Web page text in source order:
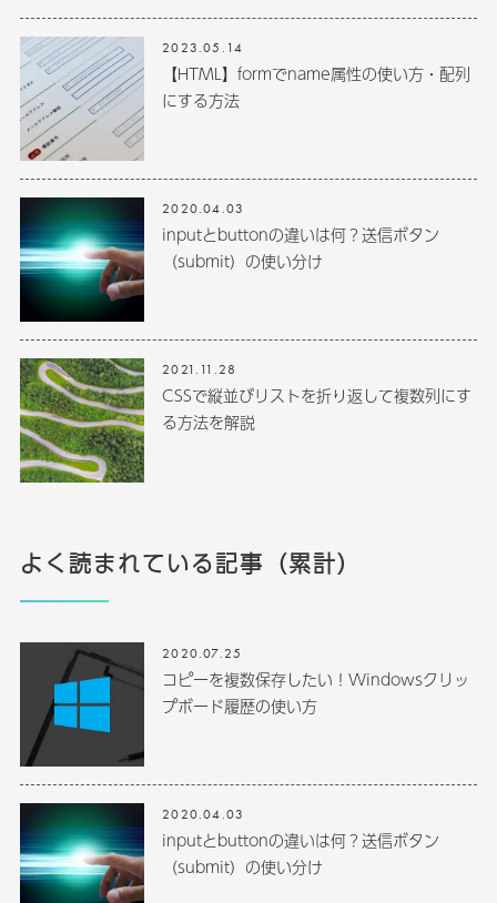
2023.05.14
【HTML】formでname属性の使い方・配列
にする方法
2020.04.03
inputとbuttonの違いは何？送信ボタン
（submit）の使い分け
2021.11.28
CSSで縦並びリストを折り返して複数列にす
る方法を解説
よく読まれている記事（累計）
2020.07.25
コピーを複数保存したい！Windowsクリッ
プボード履歴の使い方
2020.04.03
inputとbuttonの違いは何？送信ボタン
（submit）の使い分け